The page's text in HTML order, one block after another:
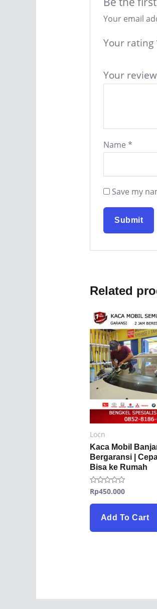
Your email
Your rating
Your review
Name *
Save my
Related
Locn
Kaca Mobil
Bergaransi |
Bisa ke Rumah
Rated
0
out
Rp450.000
Add To Cart